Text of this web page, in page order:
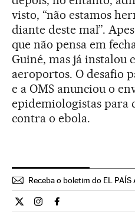
visto, “não estamos
diante deste mal”.
que não pensa em
Guiné, mas já instalou
aeroportos. O desafio
e a OMS anunciou o
epidemiologistas para
contra o ebola.
Receba o boletim do EL PAÍS
Internacional El País Brasil
Internacional El País
Internacional El